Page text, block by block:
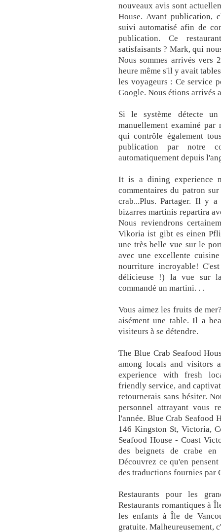
nouveaux avis sont
House. Avant publication,
suivi automatisé afin de
publication. Ce
satisfaisants ? Mark, qui
Nous sommes arrivés vers
heure même s'il y avait
les voyageurs : Ce service
Google. Nous étions arrivés
Si le système détecte
manuellement examiné par
qui contrôle également
publication par notre
automatiquement depuis
It is a dining experience
commentaires du patron
crab...Plus. Partager. Il y
bizarres martinis repartira
Nous reviendrons
Vikoria ist gibt es einen
une très belle vue sur le
avec une excellente
nourriture incroyable!
délicieuse !) la vue sur
commandé un martini. . .
Vous aimez les fruits de
aisément une table. Il a
visiteurs à se détendre.
The Blue Crab Seafood
among locals and visitors
experience with fresh
friendly service, and
retournerais sans hésiter.
personnel attrayant vous
l'année. Blue Crab Seafood
146 Kingston St, Victoria,
Seafood House - Coast
des beignets de crabe
Découvrez ce qu'en
des traductions fournies par
Restaurants pour les
Restaurants romantiques à
les enfants à Île de
gratuite. Malheureusement,